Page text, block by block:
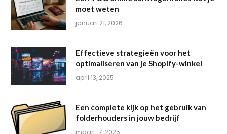
moet weten
januari 21, 2026
Effectieve strategieën voor het
optimaliseren van je Shopify-winkel
april 13, 2025
Een complete kijk op het gebruik van
folderhouders in jouw bedrijf